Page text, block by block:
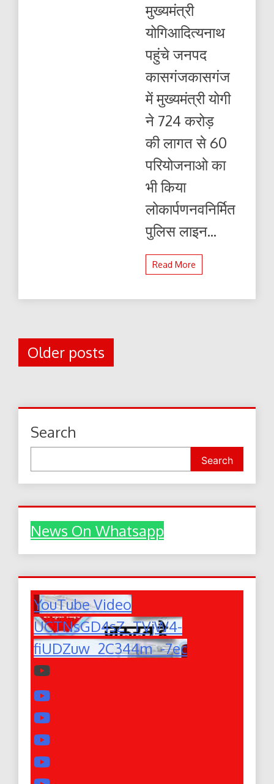
का
किया
मुख्यमंत्री
योगिआदित्यनाथ
पहुंचे जनपद
कासगंजकासगंज
में मुख्यमंत्री योगी
ने 724 करोड़
की लागत से 60
परियोजनाओ का
भी किया
लोकार्पणनवनिर्मित
पुलिस लाइन...
Read More
Posts
Older posts
Search
Search
News On Whatsapp
YouTube Video
UCTNsGD4sZ_TVjW4-
fiUDZuw_2C344m_-7ec